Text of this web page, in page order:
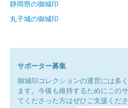
静岡県の御城印
丸子城の御城印
サポーター募集
御城印コレクションの運営には多
ます。今後も維持するためにこの
てくださった方はぜひご支援くだ